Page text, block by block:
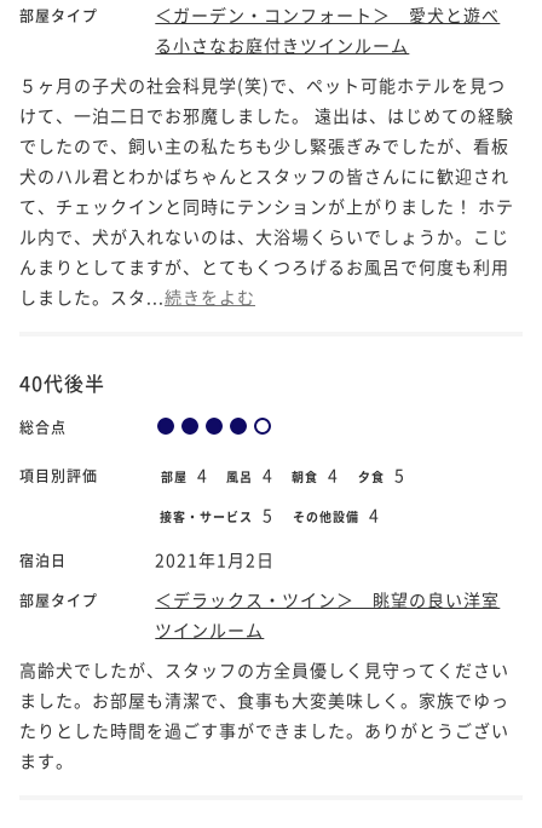
部屋タイプ
＜ガーデン・コンフォート＞ 愛犬と遊べ
る小さなお庭付きツインルーム
５ヶ月の子犬の社会科見学(笑)で、ペット可能ホテルを見つ
けて、一泊二日でお邪魔しました。 遠出は、はじめての経験
でしたので、飼い主の私たちも少し緊張ぎみでしたが、看板
犬のハル君とわかばちゃんとスタッフの皆さんにに歓迎され
て、チェックインと同時にテンションが上がりました！ ホテ
ル内で、犬が入れないのは、大浴場くらいでしょうか。こじ
んまりとしてますが、とてもくつろげるお風呂で何度も利用
しました。スタ... 続きをよむ
40代後半
総合点
項目別評価 部屋 4 風呂 4 朝食 4 夕食 5
接客・サービス 5 その他設備 4
宿泊日 2021年1月2日
部屋タイプ
＜デラックス・ツイン＞ 眺望の良い洋室
ツインルーム
高齢犬でしたが、スタッフの方全員優しく見守ってください
ました。お部屋も清潔で、食事も大変美味しく。家族でゆっ
たりとした時間を過ごす事ができました。ありがとうござい
ます。